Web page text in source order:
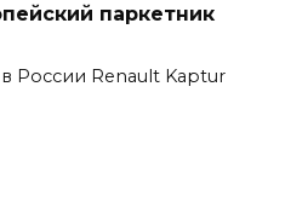
паркетник
России Renault Kaptur